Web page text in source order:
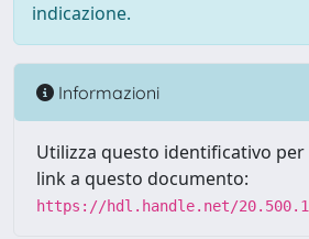
indicazione.
Informazioni
Utilizza questo identificativo
link a questo documento:
https://hdl.handle.net/